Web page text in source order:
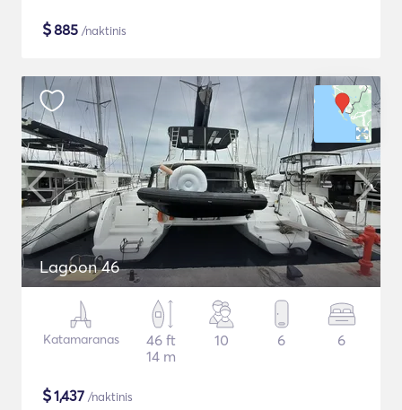
$885 /naktinis
Lagoon 46
Katamaranas
46 ft
14 m
10 6 6
$1,437 /naktinis